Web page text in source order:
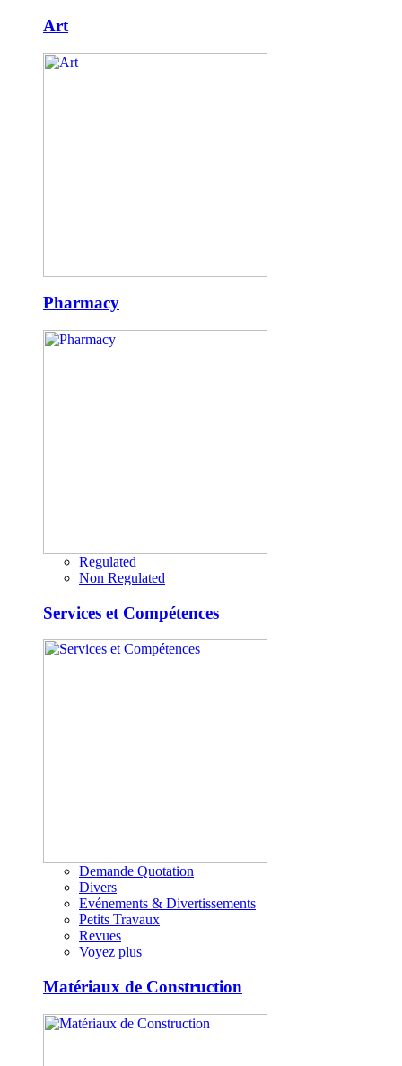
Art
Pharmacy
Regulated
Non Regulated
Services et Compétences
Demande Quotation
Divers
Evénements & Divertissements
Petits Travaux
Revues
Voyez plus
Matériaux de Construction